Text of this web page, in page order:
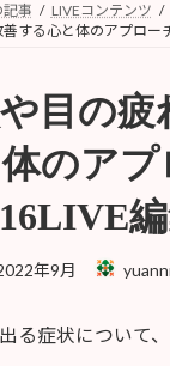
記事
LIVEコンテンツ
する心と体のアプロー
目の
のアプ
編
年9月
る症状について、